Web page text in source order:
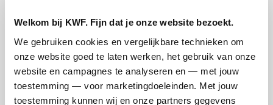
Welkom bij KWF. Fijn dat je onze website bezoekt.
We gebruiken cookies en vergelijkbare technieken om
onze website goed te laten werken, het gebruik van onze
website en campagnes te analyseren en — met jouw
toestemming — voor marketingdoeleinden. Met jouw
toestemming kunnen wij en onze partners gegevens